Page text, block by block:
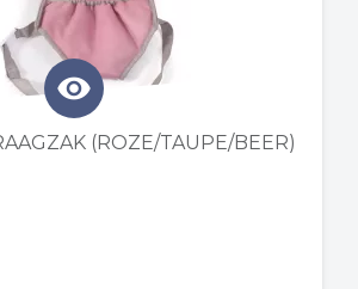
visibility
(ROZE/TAUPE/BEER)